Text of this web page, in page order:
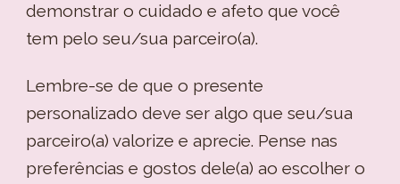
demonstrar o cuidado e afeto que você
tem pelo seu/sua parceiro(a).
Lembre-se de que o presente
personalizado deve ser algo que seu/sua
parceiro(a) valorize e aprecie. Pense nas
preferências e gostos dele(a) ao escolher o